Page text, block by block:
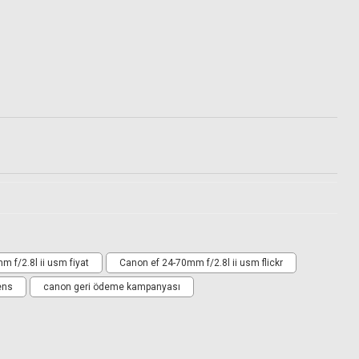
f/2.8l ii usm fiyat Canon ef 24-70mm f/2.8l ii usm flickr
canon geri ödeme kampanyası